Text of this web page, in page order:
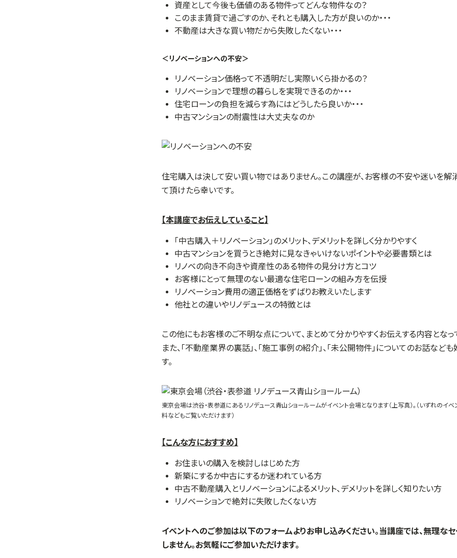
資産として今後も価値のある物件ってどんな物件なの？
このまま賃貸で過ごすのか、それとも購入した方が良いのか・・・
不動産は大きな買い物だから失敗したくない・・・
＜リノベーションへの不安＞
リノベーション価格って不透明だし実際いくら掛かるの？
リノベーションで理想の暮らしを実現できるのか・・・
住宅ローンの負担を減らす為にはどうしたら良いか・・・
中古マンションの耐震性は大丈夫なのか
住宅購入は決して安い買い物ではありません。この講座が、お客様の不安や迷いを解
て頂けたら幸いです。
【本講座でお伝えしていること】
「中古購入＋リノベーション」のメリット、デメリットを詳しく分かりやすく
中古マンションを買うとき絶対に見なきゃいけないポイントや必要書類とは
リノベの向き不向きや資産性のある物件の見分け方とコツ
お客様にとって無理のない最適な住宅ローンの組み方を伝授
リノベーション費用の適正価格をずばりお教えいたします
他社との違いやリノデュースの特徴とは
この他にもお客様のご不明な点について、まとめて分かりやすくお伝えする内容となっ
また、「不動産業界の裏話」、「施工事例の紹介」、「未公開物件」についてのお話など
す。
東京会場は渋谷・表参道にあるリノデュース青山ショールームがイベント会場となります（上写真）。（いずれのイ
料などもご覧いただけます）
【こんな方におすすめ】
お住まいの購入を検討しはじめた方
新築にするか中古にするか迷われている方
中古不動産購入とリノベーションによるメリット、デメリットを詳しく知りたい方
リノベーションで絶対に失敗したくない方
イベントへのご参加は以下のフォームよりお申し込みください。当講座では、無理な
しません。お気軽にご参加いただけます。